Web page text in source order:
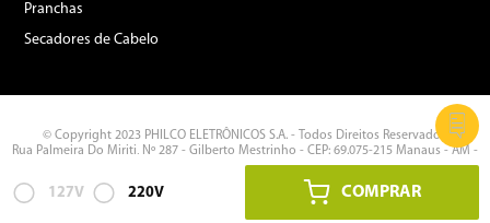
127V 220V COMPRAR
Pranchas
Secadores de Cabelo
© Copyright 2023 PHILCO ELETRÔNICOS S.A. - Todos Direitos Reservados.
Rua Palmeira Do Miriti, Nº 287 - Gilberto Mestrinho - CEP: 69.075-215 Manaus - AM -
CNPJ: 11.283.356/0002-87